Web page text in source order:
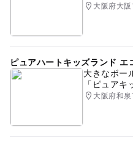
大阪府大
ピュアハートキッズランド エ
大きなボー
「ピュアキ
大阪府和泉